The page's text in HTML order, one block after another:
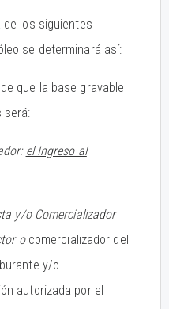
de los siguientes
se determinará así:
que la base gravable
será:
el Ingreso al
y/o Comercializador
o comercializador del
y/o
autorizada por el